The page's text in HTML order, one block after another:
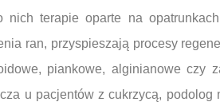
nich terapie oparte na
ran, przyspieszają procesy
piankowe, alginianowe czy
u pacjentów z cukrzycą,